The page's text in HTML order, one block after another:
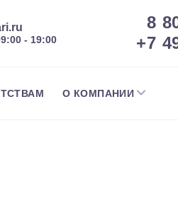
- 19:00
8
+7
О КОМПАНИИ